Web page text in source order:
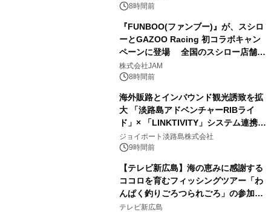
8時間前
『FUNBOO(ファンブー)』が、スシロ
ーとGAZOO Racing 初コラボキャン
ペーンに登場 全国のスシロー店舗で
GR 4車種の FUNBOO(ミニカー)付き
メニューが展開されます
株式会社JAM
8時間前
海外販路とインバウンド観光誘致を拡
大 「淡路島アドベンチャーRIBライ
ド」× 「LINKTIVITY」システム連携を
開始！
ジョイポート淡路島株式会社
9時間前
【テレビ新広島】海の恵みに感謝する
ココロを育むフィッシングツアー「わ
んぱく釣りごろつられごろ」の参加小
学生を募集
テレビ新広島